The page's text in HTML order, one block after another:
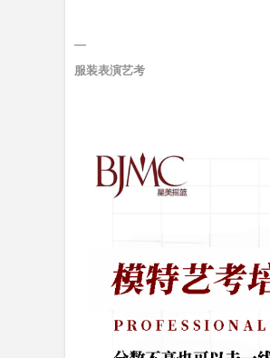
—
服装表演艺考